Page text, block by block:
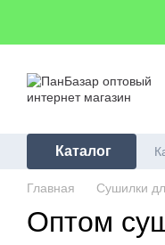
Каталог
Главная Сушилки
Оптом